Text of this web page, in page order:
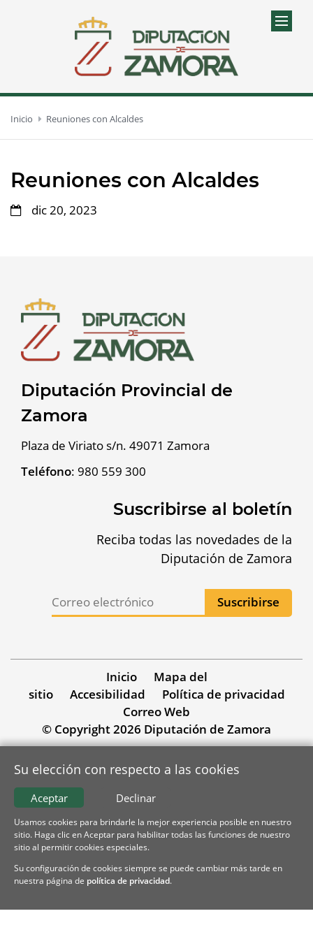
Inicio Reuniones con Alcaldes
Reuniones con Alcaldes
dic 20, 2023
Diputación Provincial de
Zamora
Plaza de Viriato s/n. 49071 Zamora
Teléfono: 980 559 300
Suscribirse al boletín
Reciba todas las novedades de la
Diputación de Zamora
Inicio
Mapa del
sitio
Accesibilidad
Política de privacidad
Correo Web
© Copyright 2026 Diputación de Zamora
Su elección con respecto a las cookies
Declinar
Aceptar
Usamos cookies para brindarle la mejor experiencia posible en nuestro
sitio. Haga clic en Aceptar para habilitar todas las funciones de nuestro
sitio al permitir cookies especiales.
Su configuración de cookies siempre se puede cambiar más tarde en
nuestra página de política de privacidad.